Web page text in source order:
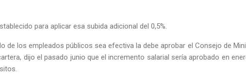
para aplicar esa subida adicional del 0,5%.
de los empleados públicos sea efectiva la debe aprobar el Consejo de
dijo el pasado junio que el incremento salarial sería aprobado en